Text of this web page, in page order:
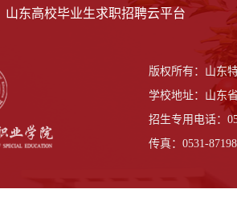
山东高校毕业生求职招聘云平台
版权所有：山
学校地址：山东
招生专用电话：
传真：0531-